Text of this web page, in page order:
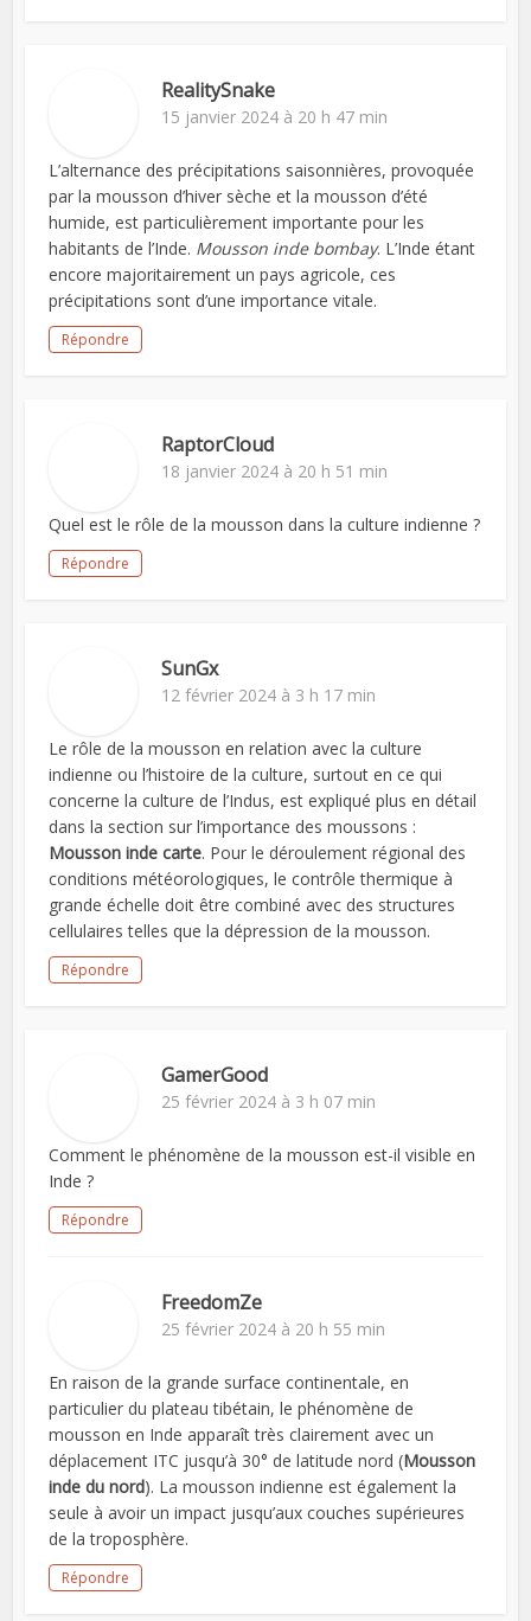
RealitySnake
15 janvier 2024 à 20 h 47 min
L’alternance des précipitations saisonnières, provoquée
par la mousson d’hiver sèche et la mousson d’été
humide, est particulièrement importante pour les
habitants de l’Inde. Mousson inde bombay. L’Inde étant
encore majoritairement un pays agricole, ces
précipitations sont d’une importance vitale.
Répondre
RaptorCloud
18 janvier 2024 à 20 h 51 min
Quel est le rôle de la mousson dans la culture indienne ?
Répondre
SunGx
12 février 2024 à 3 h 17 min
Le rôle de la mousson en relation avec la culture
indienne ou l’histoire de la culture, surtout en ce qui
concerne la culture de l’Indus, est expliqué plus en détail
dans la section sur l’importance des moussons :
Mousson inde carte. Pour le déroulement régional des
conditions météorologiques, le contrôle thermique à
grande échelle doit être combiné avec des structures
cellulaires telles que la dépression de la mousson.
Répondre
GamerGood
25 février 2024 à 3 h 07 min
Comment le phénomène de la mousson est-il visible en
Inde ?
Répondre
FreedomZe
25 février 2024 à 20 h 55 min
En raison de la grande surface continentale, en
particulier du plateau tibétain, le phénomène de
mousson en Inde apparaît très clairement avec un
déplacement ITC jusqu’à 30° de latitude nord (Mousson
inde du nord). La mousson indienne est également la
seule à avoir un impact jusqu’aux couches supérieures
de la troposphère.
Répondre